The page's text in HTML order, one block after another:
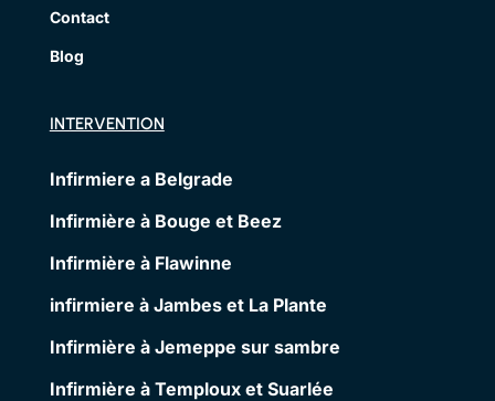
Contact
Blog
INTERVENTION
Infirmiere a Belgrade
Infirmière à Bouge et Beez
Infirmière à Flawinne
infirmiere à Jambes et La Plante
Infirmière à Jemeppe sur sambre
Infirmière à Temploux et Suarlée